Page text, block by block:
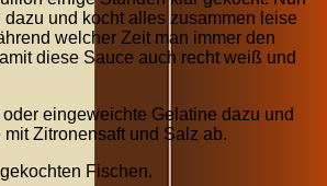
und kocht alles zusammen leise
welcher Zeit man immer den
diese Sauce auch recht weiß und
eingeweichte Gelatine dazu und
Zitronensaft und Salz ab.
Fischen.